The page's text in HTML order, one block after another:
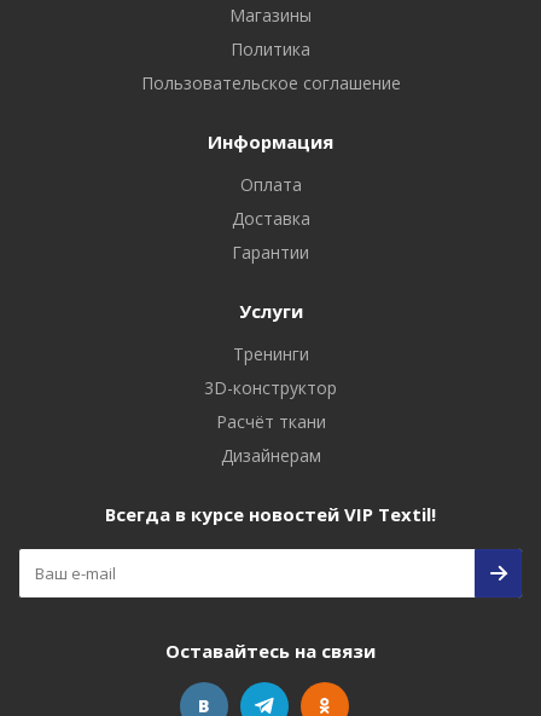
Магазины
Политика
Пользовательское соглашение
Информация
Оплата
Доставка
Гарантии
Услуги
Тренинги
3D-конструктор
Расчёт ткани
Дизайнерам
Всегда в курсе новостей VIP Textil!
Оставайтесь на связи